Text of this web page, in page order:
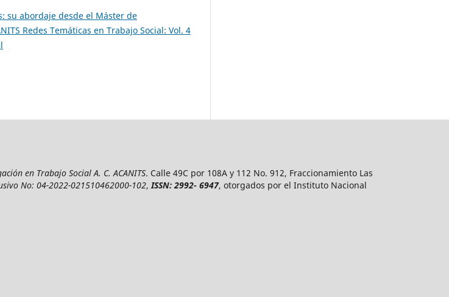
su abordaje desde el Máster de
Redes Temáticas en Trabajo Social: Vol. 4
en Trabajo Social A. C. ACANITS. Calle 49C por 108A y 112 No. 912, Fraccionamiento Las
No: 04-2022-021510462000-102, ISSN: 2992- 6947, otorgados por el Instituto Nacional